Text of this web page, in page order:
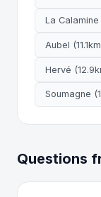
La Calamine
Aubel
Hervé
Soumagne
Questions